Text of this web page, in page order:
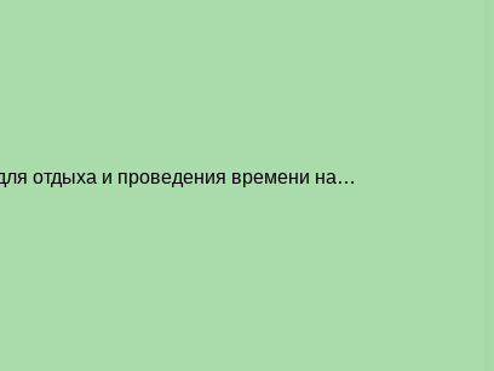
отдыха и проведения времени на…